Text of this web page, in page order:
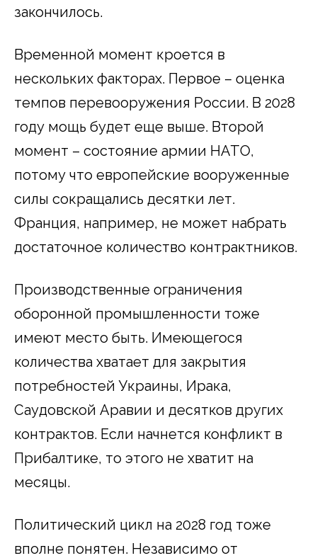
закончилось.
Временной момент кроется в
нескольких факторах. Первое – оценка
темпов перевооружения России. В 2028
году мощь будет еще выше. Второй
момент – состояние армии НАТО,
потому что европейские вооруженные
силы сокращались десятки лет.
Франция, например, не может набрать
достаточное количество контрактников.
Производственные ограничения
оборонной промышленности тоже
имеют место быть. Имеющегося
количества хватает для закрытия
потребностей Украины, Ирака,
Саудовской Аравии и десятков других
контрактов. Если начнется конфликт в
Прибалтике, то этого не хватит на
месяцы.
Политический цикл на 2028 год тоже
вполне понятен. Независимо от